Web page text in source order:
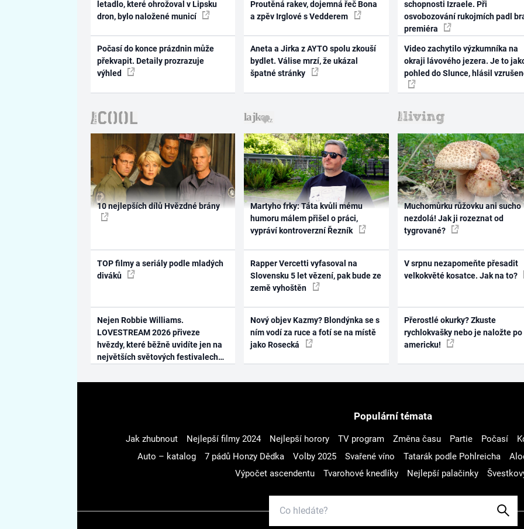
letadlo, které ohrožoval v Lipsku
dron, bylo naložené municí
Počasí do konce prázdnin může
překvapit. Detaily prozrazuje
výhled
Proutěná rakev, dojemná řeč Bona
a zpěv Irglové s Vedderem
Aneta a Jirka z AYTO spolu zkouší
bydlet. Válise mrzí, že ukázal
špatné stránky
schopnosti Izraele. Při
osvobozování rukojmích padl
premiéra
Video zachytilo výzkumníka na
okraji lávového jezera. Je to
pohled do Slunce, hlásil
10 nejlepších dílů Hvězdné brány
TOP filmy a seriály podle mladých
diváků
Nejen Robbie Williams.
LOVESTREAM 2026 přiveze
hvězdy, které běžně uvidíte jen na
největších světových festivalech
Martyho frky: Táta kvůli mému
humoru málem přišel o práci,
vypráví kontroverzní Řezník
Rapper Vercetti vyfasoval na
Slovensku 5 let vězení, pak bude ze
země vyhoštěn
Nový objev Kazmy? Blondýnka se s
ním vodí za ruce a fotí se na místě
jako Rosecká
Muchomůrku růžovku ani sucho
nezdolá! Jak ji rozeznat od
tygrované?
V srpnu nezapomeňte přesadit
velkokvěté kosatce. Jak na to?
Přerostlé okurky? Zkuste
rychlokvašky nebo je naložte po
americku!
Populární témata
Jak zhubnout Nejlepší filmy 2024 Nejlepší horory TV program Změna času Partie Počasí
Auto – katalog
7 pádů Honzy Dědka Volby 2025 Svařené víno Tatarák podle Pohlreicha
Výpočet ascendentu
Tvarohové knedlíky Nejlepší palačinky